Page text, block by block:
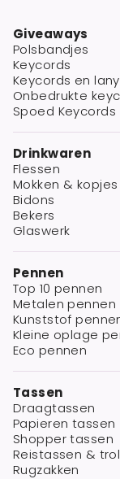
Giveaways
Polsbandjes
Keycords
Keycords en
Onbedrukte
Spoed Keycords
Drinkwaren
Flessen
Mokken & kopjes
Bidons
Bekers
Glaswerk
Pennen
Top 10 pennen
Metalen pennen
Kunststof
Kleine oplage
Eco pennen
Tassen
Draagtassen
Papieren tassen
Shopper tassen
Reistassen &
Rugzakken